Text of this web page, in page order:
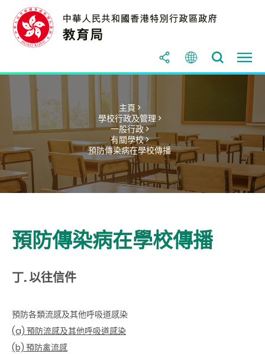
主頁 >
學校行政及管理 >
一般行政 >
有關學校 >
預防傳染病在學校傳播
預防傳染病在學校傳播
丁. 以往信件
預防各類流感及其他呼吸道感染
(a) 預防流感及其他呼吸道感染
(b) 預防禽流感